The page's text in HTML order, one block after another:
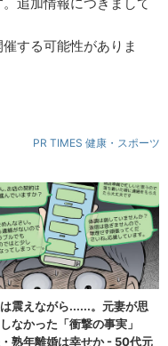
する可能性がありま
PR TIMES 健康・スポーツ